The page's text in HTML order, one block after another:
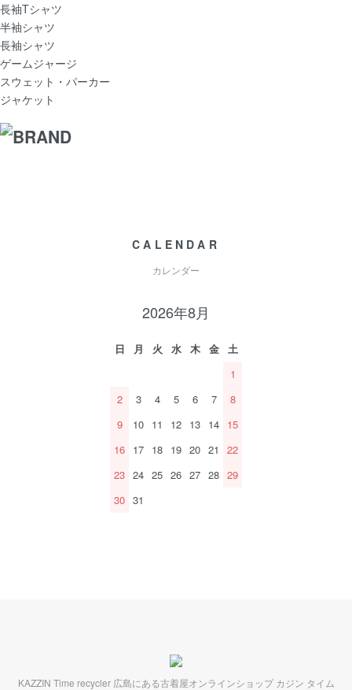
長袖Tシャツ
半袖シャツ
長袖シャツ
ゲームジャージ
スウェット・パーカー
ジャケット
CALENDAR
カレンダー
2026年8月
日 月 火 水 木 金
土
1
2
3 4 5 6 7
8
9
10 11 12 13 14 15
16 17 18 19 20 21
22
23 24 25 26 27 28 29
30 31
KAZZIN Time recycler 広島にある古着屋オンラインショップ カジン タイム